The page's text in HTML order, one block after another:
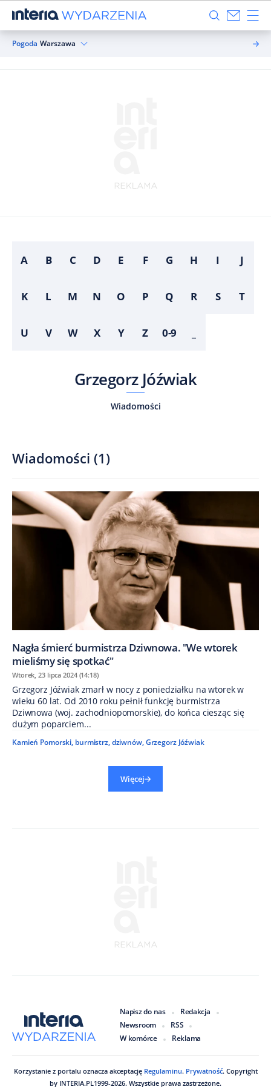
Pogoda Warszawa
A B C D E F G H I J
K L M N O P Q R S T
U V W X Y Z 0-9
Grzegorz Jóźwiak
Wiadomości
Wiadomości (1)
Nagła śmierć burmistrza Dziwnowa. "We wtorek
mieliśmy się spotkać"
Wtorek, 23 lipca 2024 (14:18)
Grzegorz Jóźwiak zmarł w nocy z poniedziałku na wtorek w
wieku 60 lat. Od 2010 roku pełnił funkcję burmistrza
Dziwnowa (woj. zachodniopomorskie), do końca ciesząc się
dużym poparciem...
Kamień Pomorski, burmistrz,dziwnów,Grzegorz Jóźwiak
Więcej
Napisz do nas
Redakcja
Newsroom
RSS
W komórce
Reklama
Korzystanie z portalu oznacza akceptację Regulaminu. Prywatność. Copyright
by INTERIA.PL1999-2026. Wszystkie prawa zastrzeżone.